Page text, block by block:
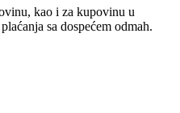
kao i za kupovinu u
sa dospećem odmah.